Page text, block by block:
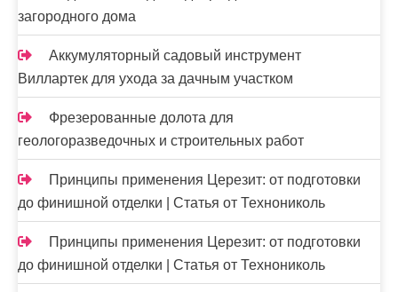
загородного дома
Аккумуляторный садовый инструмент
Виллартек для ухода за дачным участком
Фрезерованные долота для
геологоразведочных и строительных работ
Принципы применения Церезит: от подготовки
до финишной отделки | Статья от Технониколь
Принципы применения Церезит: от подготовки
до финишной отделки | Статья от Технониколь